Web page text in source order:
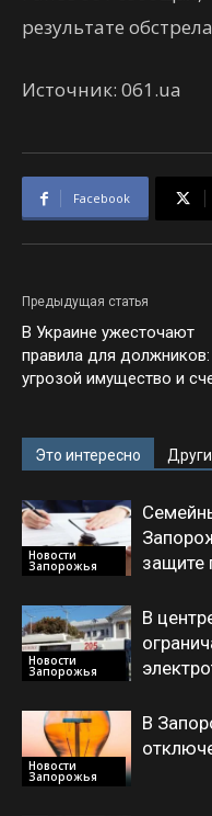
результате
Источник: 061.ua
Facebook
Предыдущая статья
В Украине ужесточают
правила для
угрозой имущество и
Это интересно
Новости
Запорожья
защите
Новости
Запорожья
В
Новости
Запорожья
В